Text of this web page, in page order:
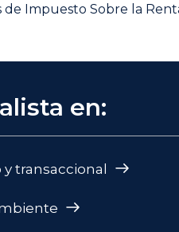
de Impuesto Sobre la
en:
y transaccional